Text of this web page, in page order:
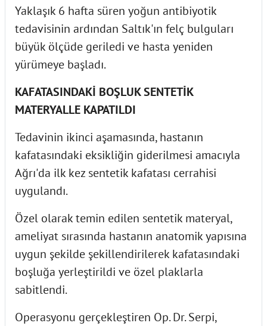
Yaklaşık 6 hafta süren yoğun antibiyotik
tedavisinin ardından Saltık'ın felç bulguları
büyük ölçüde geriledi ve hasta yeniden
yürümeye başladı.
KAFATASINDAKİ BOŞLUK SENTETİK
MATERYALLE KAPATILDI
Tedavinin ikinci aşamasında, hastanın
kafatasındaki eksikliğin giderilmesi amacıyla
Ağrı'da ilk kez sentetik kafatası cerrahisi
uygulandı.
Özel olarak temin edilen sentetik materyal,
ameliyat sırasında hastanın anatomik yapısına
uygun şekilde şekillendirilerek kafatasındaki
boşluğa yerleştirildi ve özel plaklarla
sabitlendi.
Operasyonu gerçekleştiren Op. Dr. Serpi,